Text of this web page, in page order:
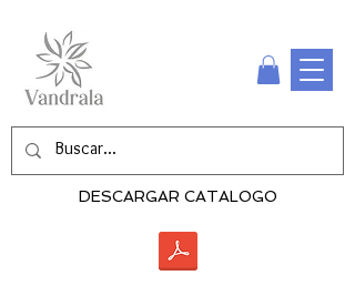
DESCARGAR CATALOGO